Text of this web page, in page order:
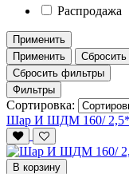
Распродажа
Применить
Применить
Сбросить
Сбросить фильтры
Фильтры
Сортировка:
Шар И ШДМ 160/
В корзину